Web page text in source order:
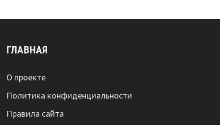
ГЛАВНАЯ
О проекте
Политика конфиденциальности
Правила сайта